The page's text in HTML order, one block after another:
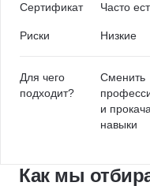
Сертификат Часто
Риски Низкие
Для чего
подходит?
Сменить
и
навыки
Как мы